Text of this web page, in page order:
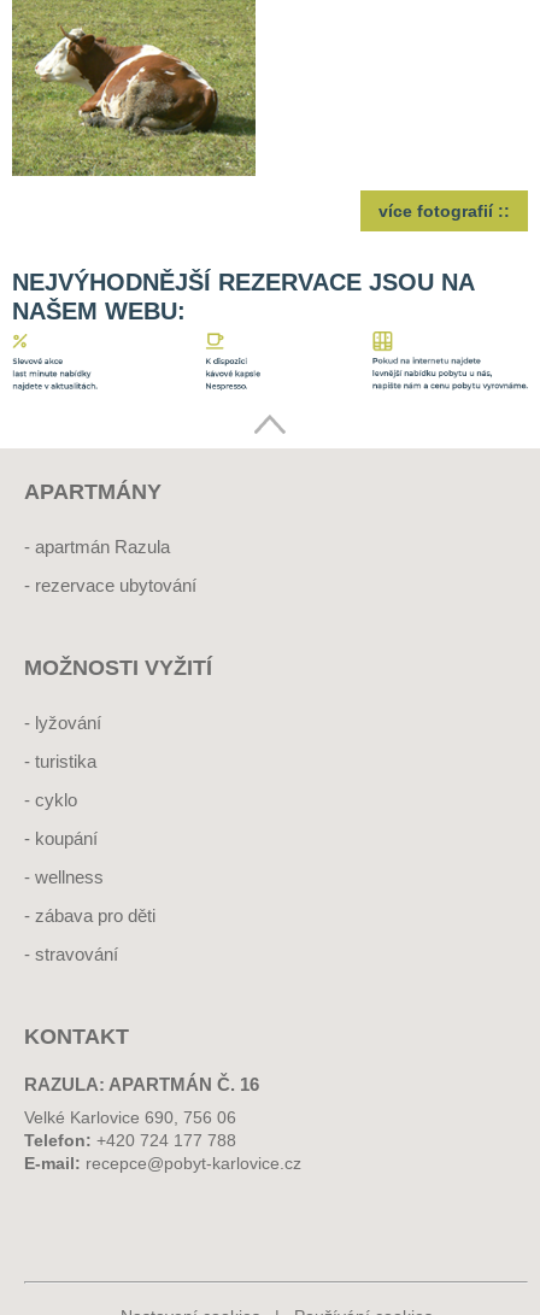
více fotografií ::
NEJVÝHODNĚJŠÍ REZERVACE JSOU NA
NAŠEM WEBU:
APARTMÁNY
apartmán Razula
rezervace ubytování
MOŽNOSTI VYŽITÍ
lyžování
turistika
cyklo
koupání
wellness
zábava pro děti
stravování
KONTAKT
RAZULA: APARTMÁN Č. 16
Velké Karlovice 690, 756 06
Telefon: +420 724 177 788
E-mail: recepce@pobyt-karlovice.cz